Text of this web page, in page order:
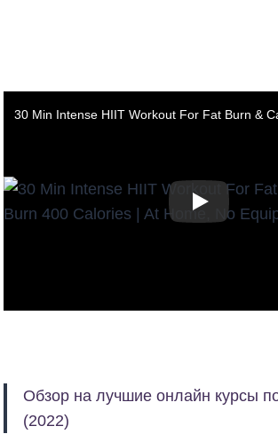
Обзор на лучшие онлайн курсы
(2022)